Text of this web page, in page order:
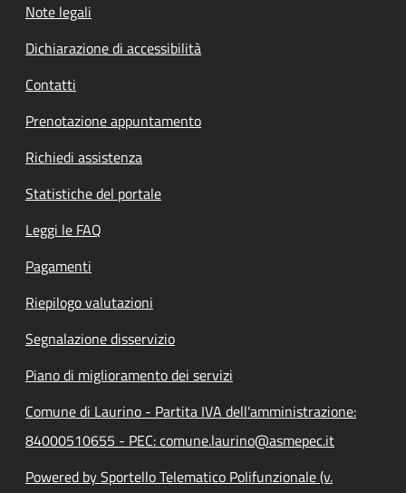
Note legali
Dichiarazione di accessibilità
Contatti
Prenotazione appuntamento
Richiedi assistenza
Statistiche del portale
Leggi le FAQ
Pagamenti
Riepilogo valutazioni
Segnalazione disservizio
Piano di miglioramento dei servizi
Comune di Laurino - Partita IVA dell'amministrazione:
84000510655 - PEC: comune.laurino@asmepec.it
Powered by Sportello Telematico Polifunzionale (v.